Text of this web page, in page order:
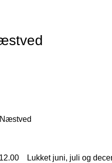
Lukket juni, juli og